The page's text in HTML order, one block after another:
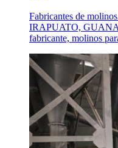
Fabricantes de
IRAPUATO,
fabricante, molinos